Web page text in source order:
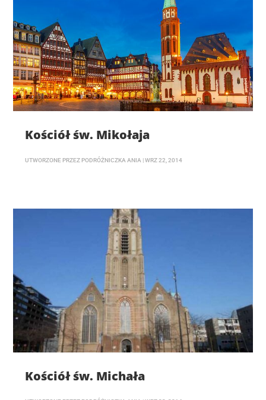
Kościół św. Mikołaja
UTWORZONE PRZEZ PODRÓŻNICZKA ANIA |WRZ 22, 2014
Kościół św. Michała